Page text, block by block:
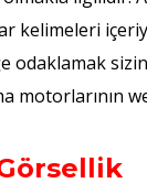
kelimeleri
odaklamak
motorlarının